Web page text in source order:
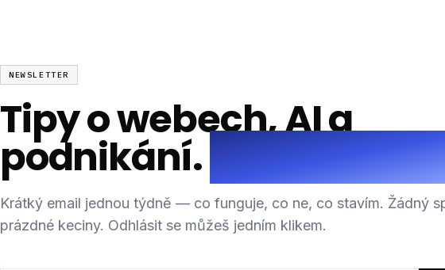
NEWSLETTER
Tipy o webech, AI a
podnikání.Každý
Krátký email jednou týdně — co funguje, co ne, co stavím. Žádný
prázdné keciny. Odhlásit se můžeš jedním klikem.